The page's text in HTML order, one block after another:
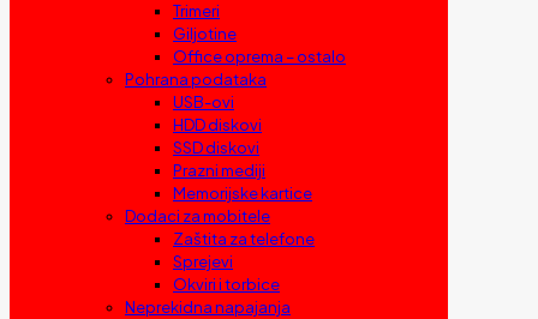
Trimeri
Giljotine
Office oprema – ostalo
Pohrana podataka
USB-ovi
HDD diskovi
SSD diskovi
Prazni mediji
Memorijske kartice
Dodaci za mobitele
Zaštita za telefone
Sprejevi
Okviri i torbice
Neprekidna napajanja